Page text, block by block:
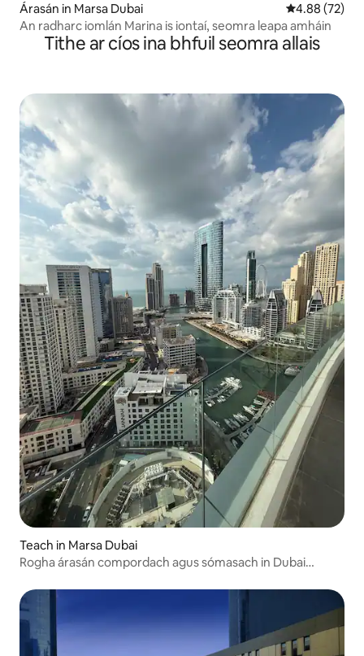
Árasán in Marsa Dubai Meánrátáil
4.88 (72)
An radharc iomlán Marina is iontaí, seomra leapa amháin
Tithe ar cíos ina bhfuil seomra allais
Teach in Marsa Dubai
Rogha árasán compordach agus sómasach in Dubai